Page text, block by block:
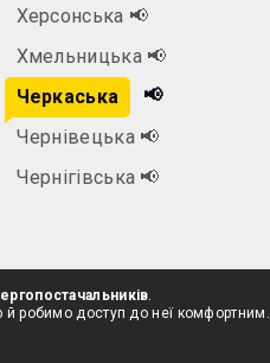
Херсонська 📢
Хмельницька 📢
Черкаська
📢
Чернівецька 📢
Чернігівська 📢
.
робимо доступ до неї комфортним.